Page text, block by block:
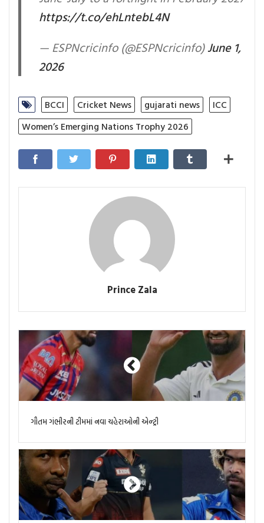
https://t.co/ehLntebL4N
— ESPNcricinfo (@ESPNcricinfo)June 1,
2026
BCCI Cricket News gujarati news
ICC
Women’s Emerging Nations Trophy 2026
Prince Zala
ગૌતમ ગંભીરની ટીમમાં નવા ચહેરાઓની એન્ટ્રી